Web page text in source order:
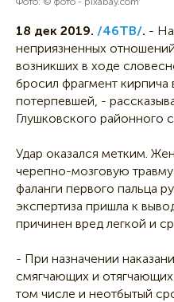
18 дек 2019. /46ТВ/. - На
неприязненных
возникших в ходе
бросил фрагмент кирпича
потерпевшей, -
Глушковского районного
Удар оказался метким.
черепно-мозговую
фаланги первого пальца
экспертиза пришла к
причинен вред легкой и
- При назначении
смягчающих и отягчающих
том числе и неотбытый